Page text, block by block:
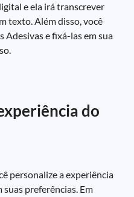
e ela irá transcrever
texto. Além disso, você
Adesivas e fixá-las em sua
do
personalize a experiência
preferências. Em